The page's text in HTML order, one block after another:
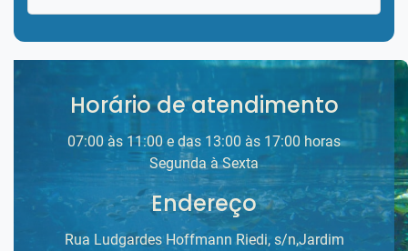
Horário de atendimento
07:00 às 11:00 e das 13:00 às 17:00 horas
Segunda à Sexta
Endereço
Rua Ludgardes Hoffmann Riedi, s/n,Jardim